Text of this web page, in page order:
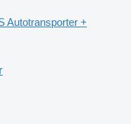
Autotransporter +